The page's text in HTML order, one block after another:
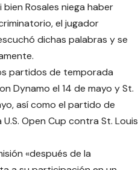
Rosales niega haber
el jugador
dichas palabras y se
partidos de temporada
Dynamo el 14 de mayo y St.
así como el partido de
Open Cup contra St. Louis
«después de la